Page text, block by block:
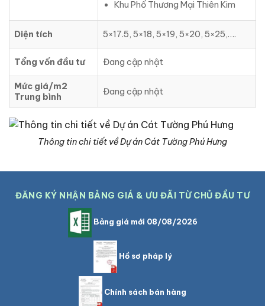
Khu Phố Thương Mại Thiên Kim
Diện tích 5×17.5, 5×18, 5×19, 5×20, 5×25,….
Tổng vốn đầu tư Đang cập nhật
Mức giá/m2
Trung bình
Đang cập nhật
Thông tin chi tiết về Dự án Cát Tường Phú Hưng
ĐĂNG KÝ NHẬN BẢNG GIÁ & ƯU ĐÃI TỪ CHỦ ĐẦU TƯ
Bảng giá mới 08/08/2026
Hồ sơ pháp lý
Chính sách bán hàng